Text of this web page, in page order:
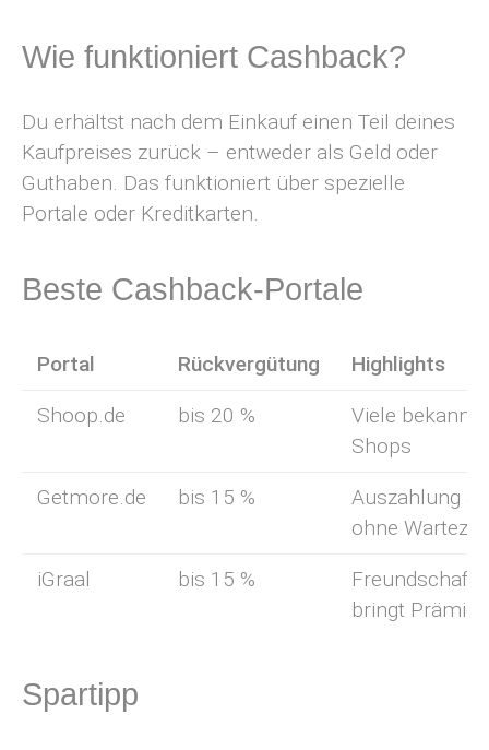
Wie funktioniert Cashback?
Du erhältst nach dem Einkauf einen Teil deines
Kaufpreises zurück – entweder als Geld oder
Guthaben. Das funktioniert über spezielle
Portale oder Kreditkarten.
Beste Cashback-Portale
Portal Rückvergütung Highlights
Shoop.de bis 20 %
Viele
Shops
Getmore.de bis 15 %
Auszahlung
ohne
iGraal bis 15 %
bringt Prämien
Spartipp